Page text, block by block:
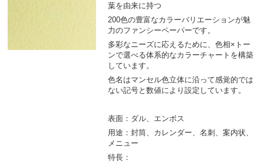
葉を由来に持つ
200色の豊富なカラーバリエーションが魅
力のファンシーペーパーです。
多彩なニーズに応えるために、色相×トー
ンで選べる体系的なカラーチャートを構築
しています。
色名はマンセル色立体に沿って感覚的では
ない記号と数値により設定しています。
表面：ダル、エンボス
用途：封筒、カレンダー、名刺、案内状、
メニュー
特長：